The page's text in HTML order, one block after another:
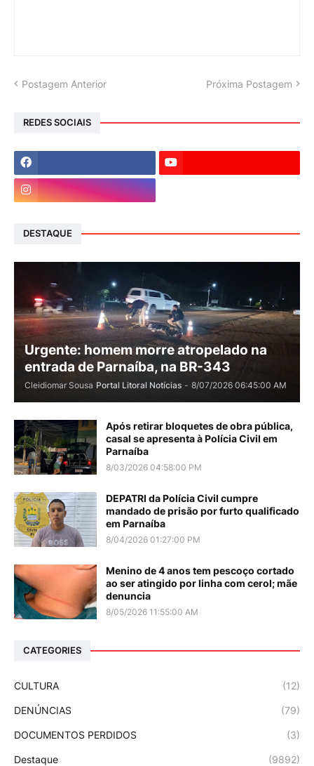
Postagem Anterior Próxima Postagem
REDES SOCIAIS
DESTAQUE
Urgente: homem morre atropelado na
entrada de Parnaíba, na BR-343
Cleidiomar Sousa Portal Litoral Notícias - 8/07/2026 06:45:00 AM
Após retirar bloquetes de obra pública,
casal se apresenta à Polícia Civil em
Parnaíba
8/03/2026 04:58:00 PM
DEPATRI da Polícia Civil cumpre
mandado de prisão por furto qualificado
em Parnaíba
8/04/2026 01:27:00 PM
Menino de 4 anos tem pescoço cortado
ao ser atingido por linha com cerol; mãe
denuncia
8/05/2026 11:55:00 AM
CATEGORIES
CULTURA (12)
DENÚNCIAS (79)
DOCUMENTOS PERDIDOS (3)
Destaque (9892)